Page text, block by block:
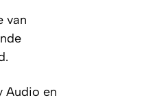
van
Audio en